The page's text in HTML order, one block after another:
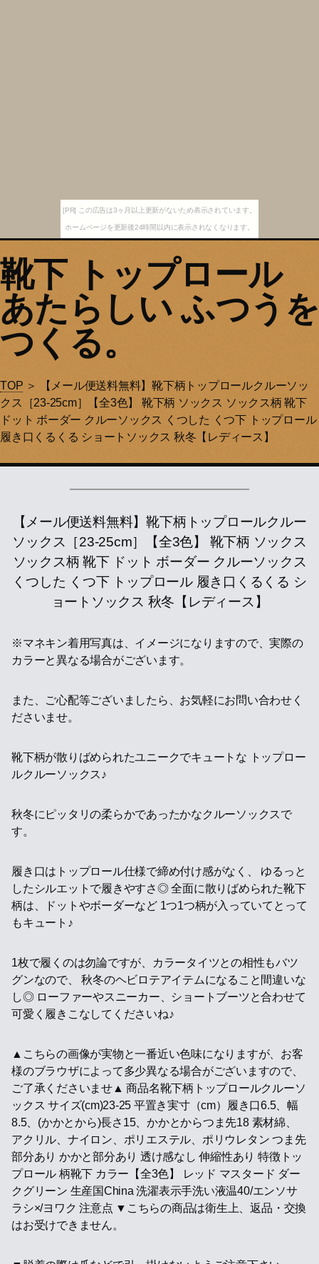
[PR] この広告は3ヶ月以上更新がないため表示されています。
ホームページを更新後24時間以内に表示されなくなります。
靴下 トップロール
あたらしい ふつうを
つくる。
TOP ＞ 【メール便送料無料】靴下柄トップロールクルーソッ
クス［23-25cm］【全3色】 靴下柄 ソックス ソックス柄 靴下
ドット ボーダー クルーソックス くつした くつ下 トップロール
履き口くるくる ショートソックス 秋冬【レディース】
【メール便送料無料】靴下柄トップロールクルー
ソックス［23-25cm］【全3色】 靴下柄 ソックス
ソックス柄 靴下 ドット ボーダー クルーソックス
くつした くつ下 トップロール 履き口くるくる シ
ョートソックス 秋冬【レディース】
※マネキン着用写真は、イメージになりますので、実際の
カラーと異なる場合がございます。
また、ご心配等ございましたら、お気軽にお問い合わせく
ださいませ。
靴下柄が散りばめられたユニークでキュートな トップロー
ルクルーソックス♪
秋冬にピッタリの柔らかであったかなクルーソックスで
す。
履き口はトップロール仕様で締め付け感がなく、 ゆるっと
したシルエットで履きやすさ◎ 全面に散りばめられた靴下
柄は、ドットやボーダーなど 1つ1つ柄が入っていてとって
もキュート♪
1枚で履くのは勿論ですが、カラータイツとの相性もバツ
グンなので、 秋冬のヘビロテアイテムになること間違いな
し◎ ローファーやスニーカー、ショートブーツと合わせて
可愛く履きこなしてくださいね♪
▲こちらの画像が実物と一番近い色味になりますが、お客
様のブラウザによって多少異なる場合がございますので、
ご了承くださいませ▲ 商品名靴下柄トップロールクルーソ
ックス サイズ(cm)23-25 平置き実寸（cm）履き口6.5、幅
8.5、(かかとから)長さ15、かかとからつま先18 素材綿、
アクリル、ナイロン、ポリエステル、ポリウレタン つま先
部分あり かかと部分あり 透け感なし 伸縮性あり 特徴トッ
プロール 柄靴下 カラー【全3色】 レッド マスタード ダー
クグリーン 生産国China 洗濯表示手洗い液温40/エンソサ
ラシ×/ヨワク 注意点 ▼こちらの商品は衛生上、返品・交換
はお受けできません。